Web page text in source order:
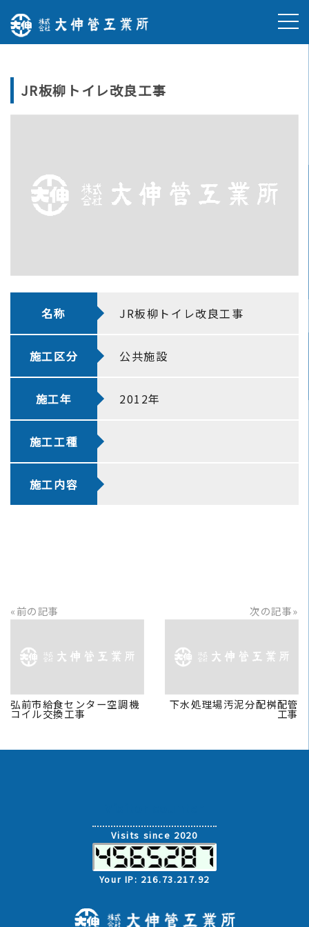
Skip
to
content
JR板柳トイレ改良工事
名称 JR板柳トイレ改良工事
施工区分 公共施設
施工年 2012年
施工工種
施工内容
«前の記事
READ MORE
弘前市給食センター空調機
コイル交換工事
次の記事»
READ MORE
下水処理場汚泥分配桝配管
工事
Visits since 2020
Your IP: 216.73.217.92